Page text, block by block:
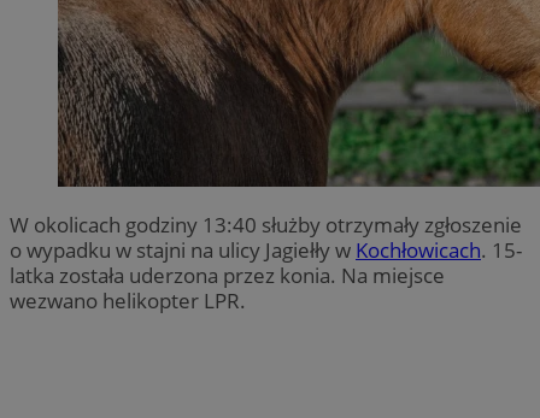
W okolicach godziny 13:40 służby otrzymały zgłoszenie
o wypadku w stajni na ulicy Jagiełły w Kochłowicach. 15-
latka została uderzona przez konia. Na miejsce
wezwano helikopter LPR.